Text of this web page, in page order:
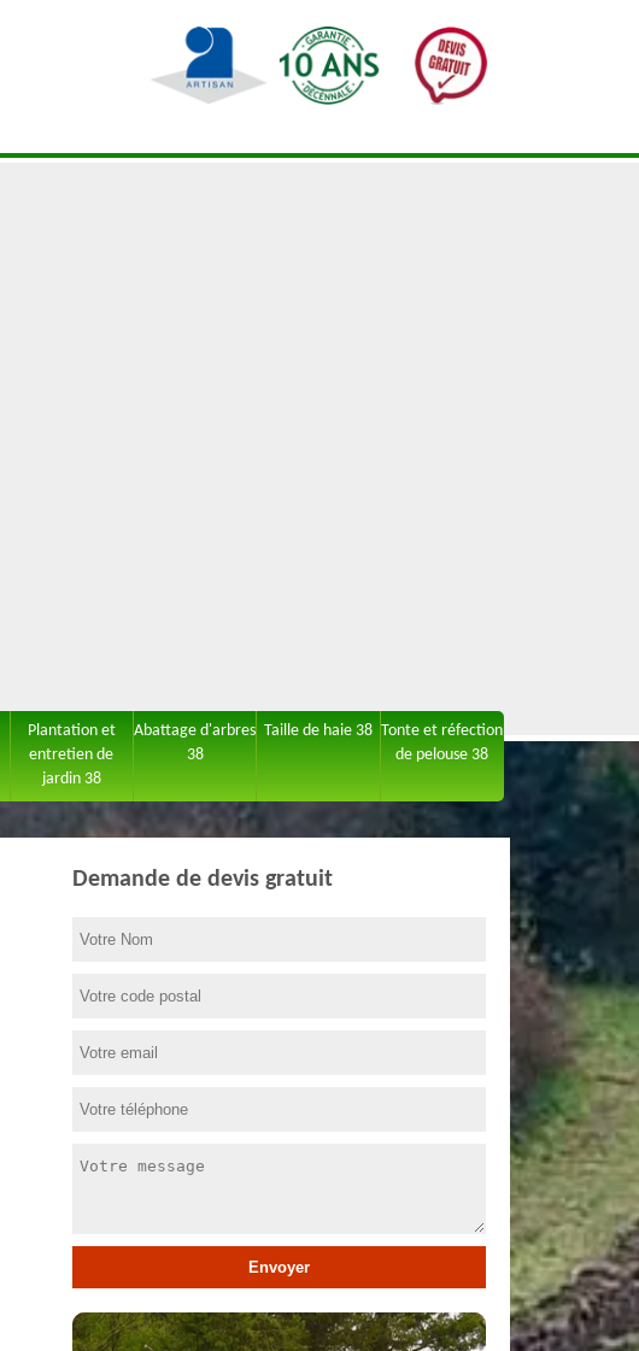
Plantation et
entretien de
jardin 38
Abattage d'arbres
38
Taille de haie 38 Tonte et réfection
de pelouse 38
Demande de devis gratuit